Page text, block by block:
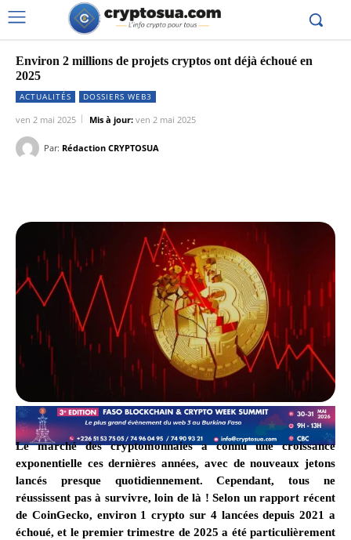
Environ 2 millions de projets cryptos ont déjà échoué en
2025
ACTUALITÉS DOSSIERS WEB3
ven 2 mai 2025 Mis à jour: ven 2 mai 2025
Par: Rédaction CRYPTOSUA
Le marché des cryptomonnaies a connu une croissance
exponentielle ces dernières années, avec de nouveaux jetons
lancés presque quotidiennement. Cependant, tous ne
réussissent pas à survivre, loin de là ! Selon un rapport récent
de CoinGecko, environ 1 crypto sur 4 lancées depuis 2021 a
échoué, et le premier trimestre de 2025 a été particulièrement